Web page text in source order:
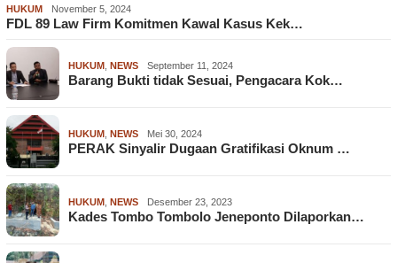
HUKUM November 5, 2024
FDL 89 Law Firm Komitmen Kawal Kasus Kek…
HUKUM NEWS September 11, 2024
Barang Bukti tidak Sesuai, Pengacara Kok…
HUKUM NEWS Mei 30, 2024
PERAK Sinyalir Dugaan Gratifikasi Oknum …
HUKUM NEWS Desember 23, 2023
Kades Tombo Tombolo Jeneponto Dilaporkan…